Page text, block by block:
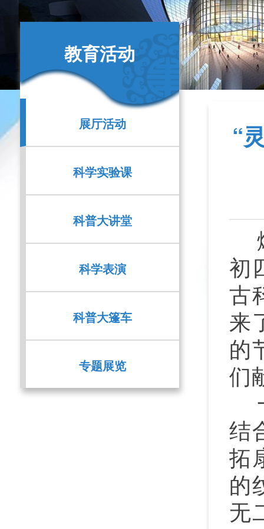
教育活动
展厅活动
科学实验课
科普大讲堂
科学表演
科普大篷车
专题展览
“
初
古
来
的
们
结
拓
的
无